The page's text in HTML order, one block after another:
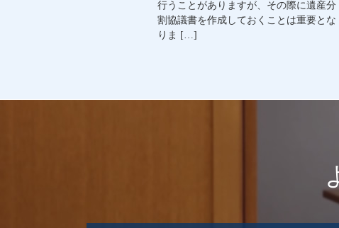
行うことがありますが、その際に遺産分
割協議書を作成しておくことは重要とな
りま […]